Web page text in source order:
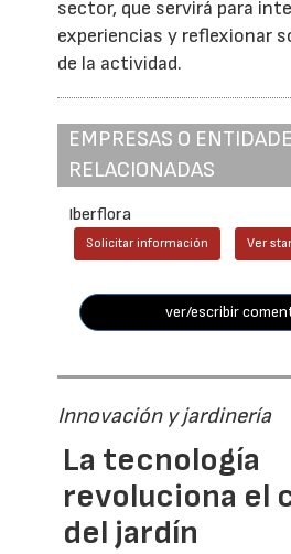
sector, que servirá para
experiencias y reflexionar
de la actividad.
EMPRESAS O
RELACIONADAS
Iberflora
Solicitar información Ver
ver/escribir
Innovación y jardinería
La tecnología
revoluciona el
del jardín